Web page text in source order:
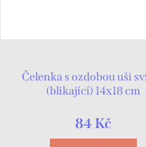
Čelenka s ozdobou uši
(blikající) 14x18 cm
84 Kč